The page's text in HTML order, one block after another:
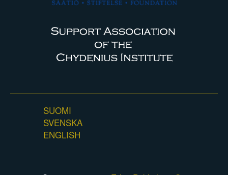
SUOMI
SVENSKA
ENGLISH